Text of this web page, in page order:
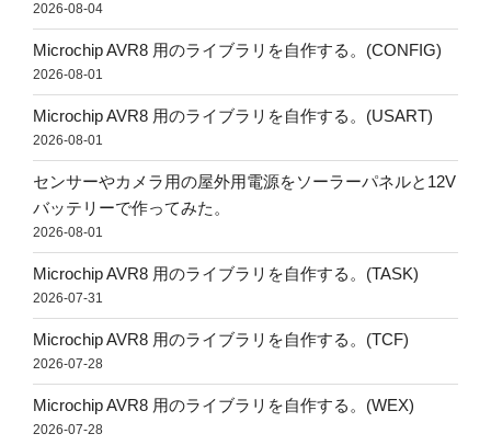
2026-08-04
Microchip AVR8 用のライブラリを自作する。(CONFIG)
2026-08-01
Microchip AVR8 用のライブラリを自作する。(USART)
2026-08-01
センサーやカメラ用の屋外用電源をソーラーパネルと12V
バッテリーで作ってみた。
2026-08-01
Microchip AVR8 用のライブラリを自作する。(TASK)
2026-07-31
Microchip AVR8 用のライブラリを自作する。(TCF)
2026-07-28
Microchip AVR8 用のライブラリを自作する。(WEX)
2026-07-28